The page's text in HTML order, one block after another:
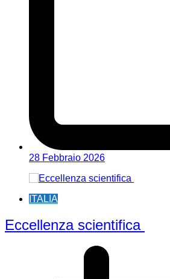
28 Febbraio 2026
ITALIA
Eccellenza scientifica